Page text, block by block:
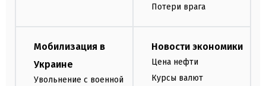
Потери врага
Мобилизация в
Украине
Увольнение с военной
Новости экономики
Цена нефти
Курсы валют